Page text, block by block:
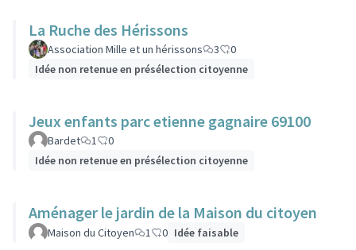
La Ruche des Hérissons
Association Mille et un hérissons 3
0
Idée non retenue en présélection citoyenne
Jeux enfants parc etienne gagnaire 69100
Bardet 1
0
Idée non retenue en présélection citoyenne
Aménager le jardin de la Maison du citoyen
Maison du Citoyen 1 0 Idée faisable